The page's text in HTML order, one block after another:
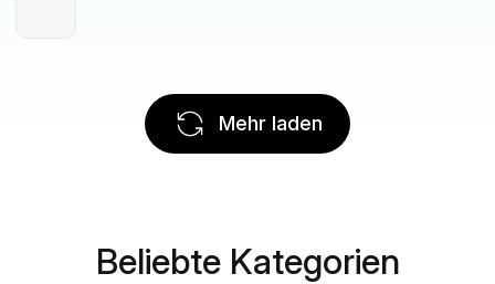
Mehr laden
Beliebte Kategorien